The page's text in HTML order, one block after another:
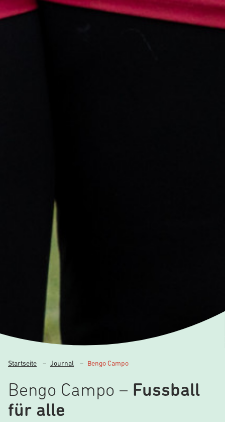
Startseite – Journal – Bengo Campo
Bengo Campo – Fussball
für alle